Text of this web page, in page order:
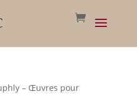
– Œuvres pour